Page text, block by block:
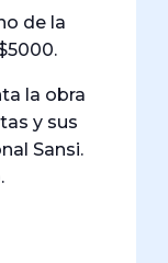
de la
la obra
y sus
Sansi.